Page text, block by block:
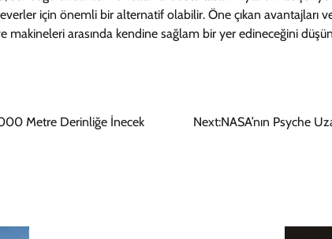
için önemli bir alternatif olabilir. Öne çıkan avantajları
arasında kendine sağlam bir yer edineceğini
Metre Derinliğe İnecek
Next:NASA’nın Psyche